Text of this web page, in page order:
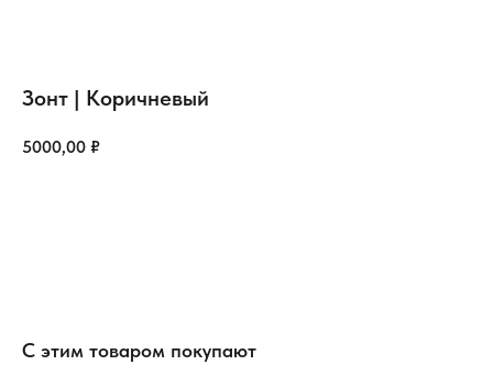
Зонт | Коричневый
5000,00 ₽
С этим товаром покупают